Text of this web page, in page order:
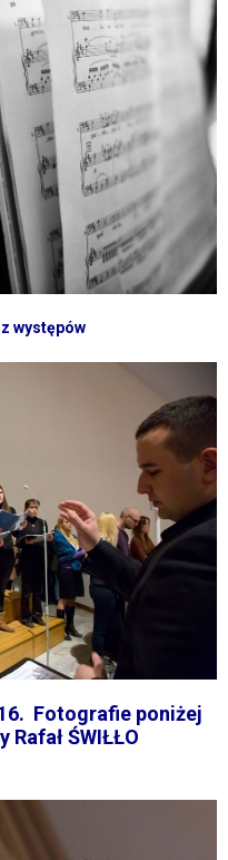
występów
Fotografie poniżej
Rafał ŚWIŁŁO